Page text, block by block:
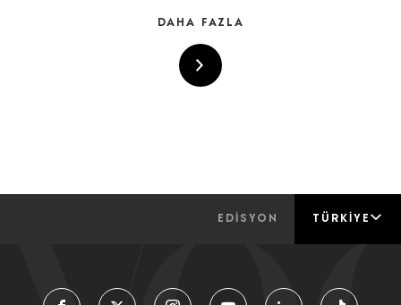
DAHA FAZLA
EDİSYON TÜRKIYE